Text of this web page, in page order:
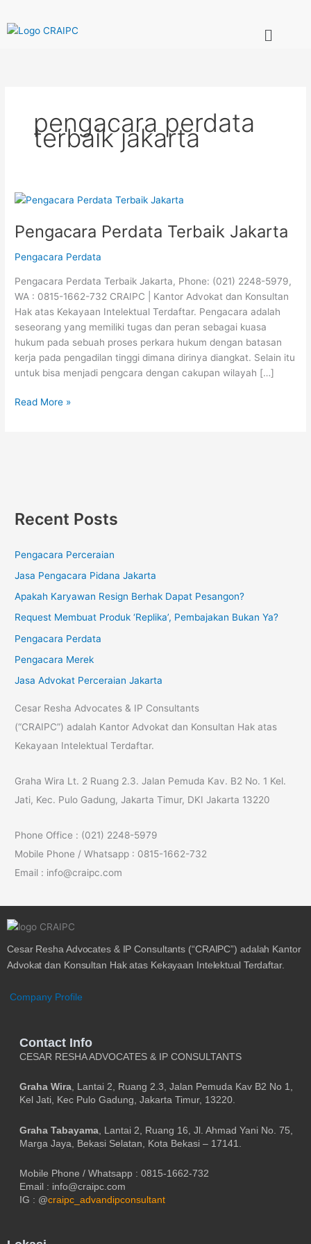
to
content
Menu
pengacara perdata
terbaik jakarta
Pengacara Perdata Terbaik Jakarta
Pengacara Perdata
Pengacara Perdata Terbaik Jakarta, Phone: (021) 2248-5979,
WA : 0815-1662-732 CRAIPC | Kantor Advokat dan Konsultan
Hak atas Kekayaan Intelektual Terdaftar. Pengacara adalah
seseorang yang memiliki tugas dan peran sebagai kuasa
hukum pada sebuah proses perkara hukum dengan batasan
kerja pada pengadilan tinggi dimana dirinya diangkat. Selain itu
untuk bisa menjadi pengcara dengan cakupan wilayah […]
Pengacara
Terbaik
Jakarta
Read More »
Recent Posts
Pengacara Perceraian
Jasa Pengacara Pidana Jakarta
Apakah Karyawan Resign Berhak Dapat Pesangon?
Request Membuat Produk ‘Replika’, Pembajakan Bukan Ya?
Pengacara Perdata
Pengacara Merek
Jasa Advokat Perceraian Jakarta
Cesar Resha Advocates & IP Consultants
(“CRAIPC”) adalah Kantor Advokat dan Konsultan Hak atas
Kekayaan Intelektual Terdaftar.
Graha Wira Lt. 2 Ruang 2.3. Jalan Pemuda Kav. B2 No. 1 Kel.
Jati, Kec. Pulo Gadung, Jakarta Timur, DKI Jakarta 13220
Phone Office : (021) 2248-5979
Mobile Phone / Whatsapp : 0815-1662-732
Email : info@craipc.com
Cesar Resha Advocates & IP Consultants (“CRAIPC”) adalah Kantor
Advokat dan Konsultan Hak atas Kekayaan Intelektual Terdaftar.
Company Profile
Contact Info
CESAR RESHA ADVOCATES & IP CONSULTANTS
Graha Wira, Lantai 2, Ruang 2.3, Jalan Pemuda Kav B2 No 1,
Kel Jati, Kec Pulo Gadung, Jakarta Timur, 13220.
Graha Tabayama , Lantai 2, Ruang 16, Jl. Ahmad Yani No. 75,
Marga Jaya, Bekasi Selatan, Kota Bekasi – 17141.
Mobile Phone / Whatsapp : 0815-1662-732
Email : info@craipc.com
IG : @craipc_advandipconsultant